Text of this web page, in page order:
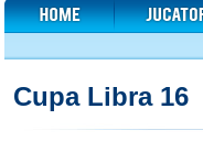
Cupa Libra 16